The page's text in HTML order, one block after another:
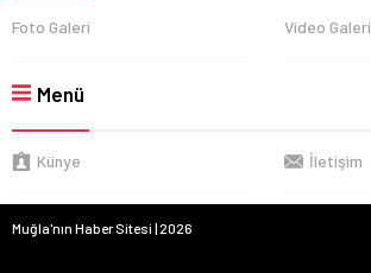
Foto Galeri Video Galeri
Menü
Künye İletişim
Muğla'nın Haber Sitesi | 2026